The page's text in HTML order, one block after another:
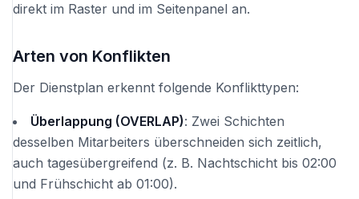
direkt im Raster und im Seitenpanel an.
Arten von Konflikten
Der Dienstplan erkennt folgende Konflikttypen:
Überlappung (OVERLAP): Zwei Schichten
desselben Mitarbeiters überschneiden sich zeitlich,
auch tagesübergreifend (z. B. Nachtschicht bis 02:00
und Frühschicht ab 01:00).